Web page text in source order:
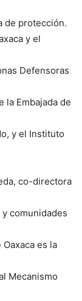
de protección.
y el
Defensoras
la Embajada de
y el Instituto
co-directora
comunidades
es la
Mecanismo